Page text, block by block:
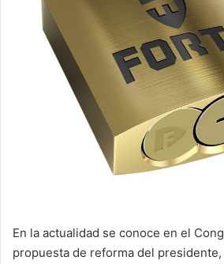
En la actualidad se conoce en el
propuesta de reforma del